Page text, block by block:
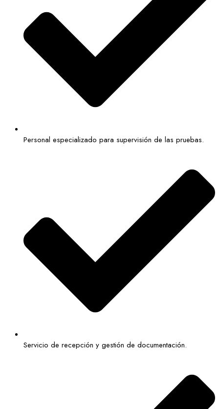
Personal especializado para supervisión de las pruebas.
Servicio de recepción y gestión de documentación.